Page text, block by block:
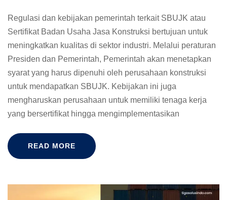
Regulasi dan kebijakan pemerintah terkait SBUJK atau
Sertifikat Badan Usaha Jasa Konstruksi bertujuan untuk
meningkatkan kualitas di sektor industri. Melalui peraturan
Presiden dan Pemerintah, Pemerintah akan menetapkan
syarat yang harus dipenuhi oleh perusahaan konstruksi
untuk mendapatkan SBUJK. Kebijakan ini juga
mengharuskan perusahaan untuk memiliki tenaga kerja
yang bersertifikat hingga mengimplementasikan
READ MORE